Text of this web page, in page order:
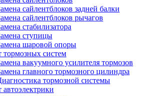
сайлентблоков задней балки
сайлентблоков рычагов
стабилизатора
ступицы
шаровой опоры
тормозных систем
вакуумного усилителя тормозов
главного тормозного цилиндра
тормозной системы
автоэлектрики